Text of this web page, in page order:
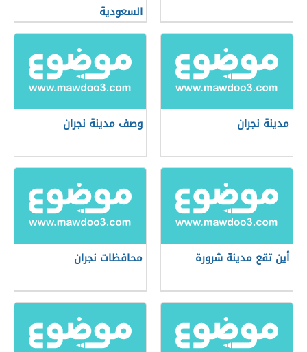
السعودية
مدينة نجران وصف مدينة نجران
أين تقع مدينة شرورة محافظات نجران